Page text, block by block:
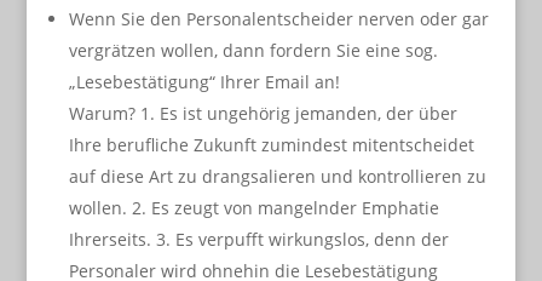
Wenn Sie den Personalentscheider nerven oder gar
vergrätzen wollen, dann fordern Sie eine sog.
„Lesebestätigung“ Ihrer Email an!
Warum? 1. Es ist ungehörig jemanden, der über
Ihre berufliche Zukunft zumindest mitentscheidet
auf diese Art zu drangsalieren und kontrollieren zu
wollen. 2. Es zeugt von mangelnder Emphatie
Ihrerseits. 3. Es verpufft wirkungslos, denn der
Personaler wird ohnehin die Lesebestätigung